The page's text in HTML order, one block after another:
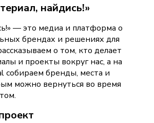
найдись!»
— это медиа и платформа о
брендах и решениях для
о том, кто делает
и проекты вокруг нас, а на
собираем бренды, места и
можно вернуться во время